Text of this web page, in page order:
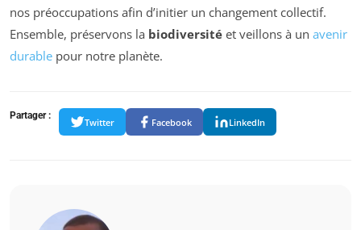
nos préoccupations afin d’initier un changement collectif.
Ensemble, préservons la biodiversité et veillons à un avenir
durable pour notre planète.
Partager :
Twitter Facebook LinkedIn